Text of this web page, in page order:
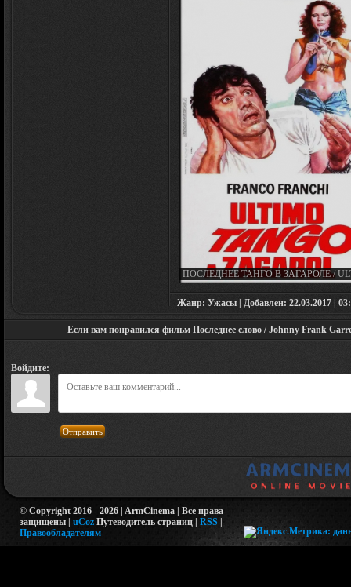
ПОСЛЕДНЕЕ ТАНГО В ЗАГАРОЛЕ /
TANGO A ZAGAROL / THE LAST
TANGO (1973)
Жанр: Ужасы | Добавлен: 22.03.2017 |
Если вам понравился фильм Последнее слово / Johnny Frank
Войдите:
Отправить
© Copyright 2016 - 2026 | ArmCinema | Все права
защищены | uCoz Путеводитель страниц | RSS |
Правообладателям